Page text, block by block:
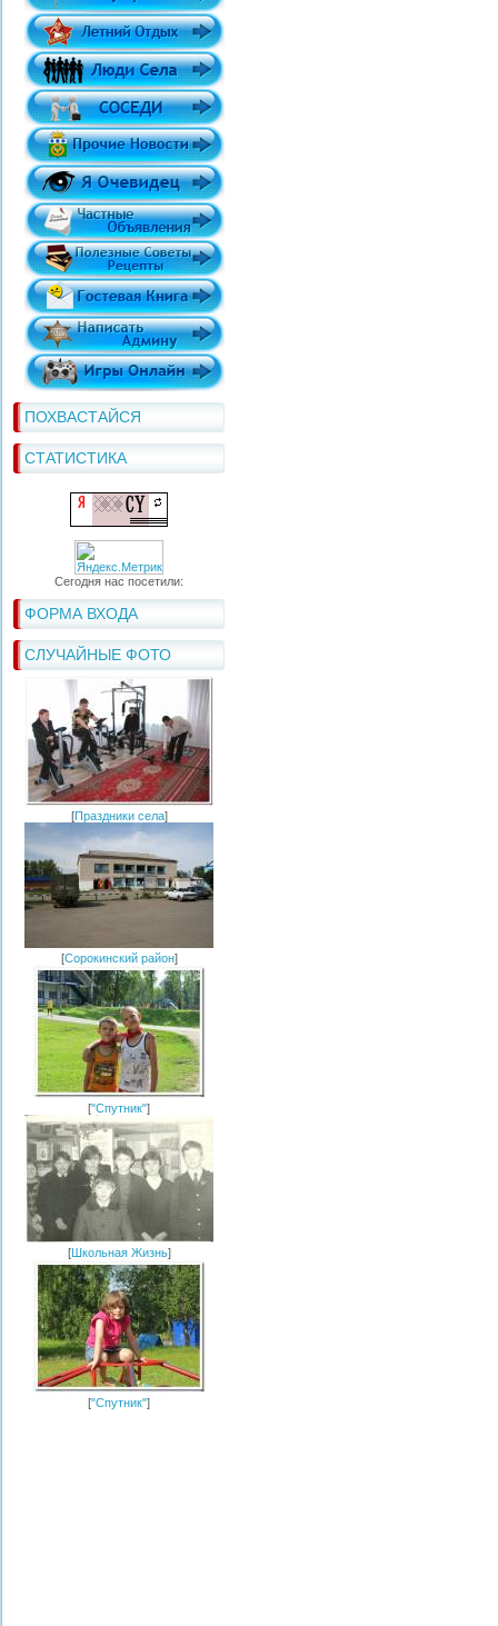
ПОХВАСТАЙСЯ
СТАТИСТИКА
Сегодня нас посетили:
ФОРМА ВХОДА
СЛУЧАЙНЫЕ ФОТО
[Праздники села]
[Сорокинский район]
["Спутник"]
[Школьная Жизнь]
["Спутник"]